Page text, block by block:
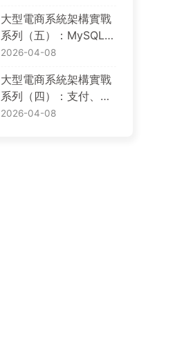
gion，AWS 基礎設施
如何規劃
大型電商系統架構實戰
系列（五）：MySQL、
PostgreSQL、Dynam
arch 與 S3，資料到底
該放哪裡
2026-04-08
大型電商系統架構實戰
系列（四）：支付、退
款、帳務、對帳與交易
2026-04-08